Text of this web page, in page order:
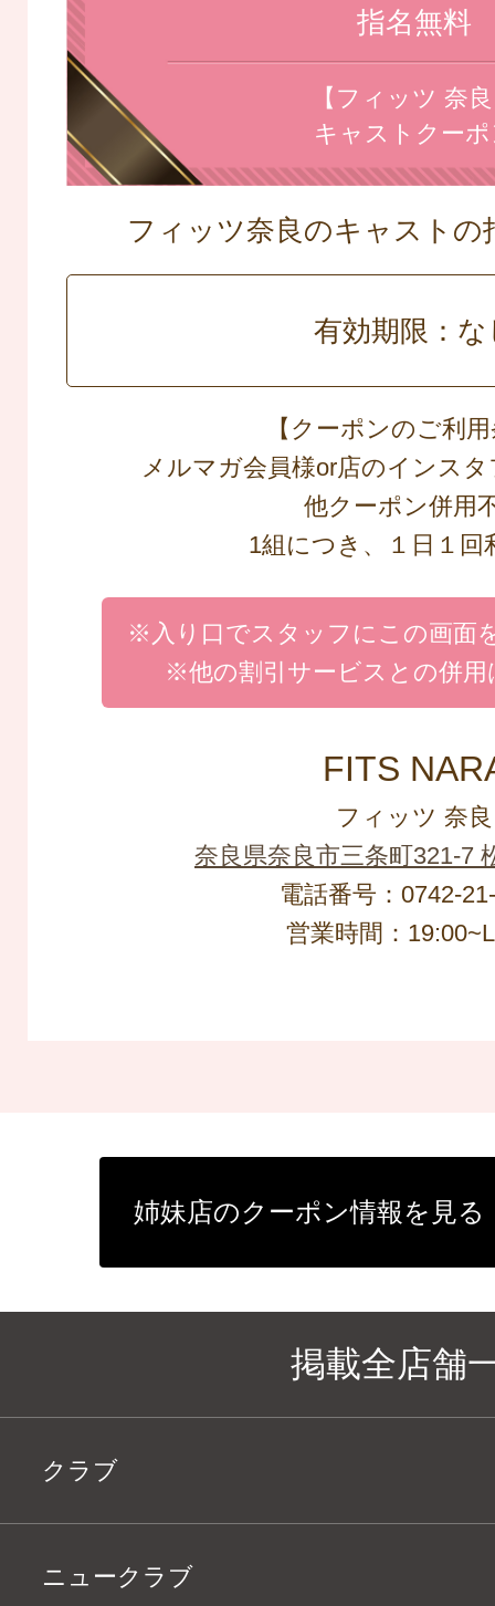
指名無料
【フィッツ 奈
キャストクー
フィッツ奈良のキャストの
有効期限：な
【クーポンのご利
メルマガ会員様or店のインス
他クーポン併用
1組につき、１日１回
※入り口でスタッフにこの画面
※他の割引サービスとの併
FITS
フィッツ 奈良
奈良県奈良市三条町321-7
電話番号：0742-
営業時間：
姉妹店のクーポン情報を見る
掲載全店舗
クラブ
ニュークラブ